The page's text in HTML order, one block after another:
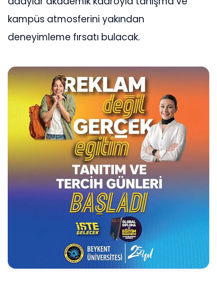
kampüs atmosferini yakından
deneyimleme fırsatı bulacak.